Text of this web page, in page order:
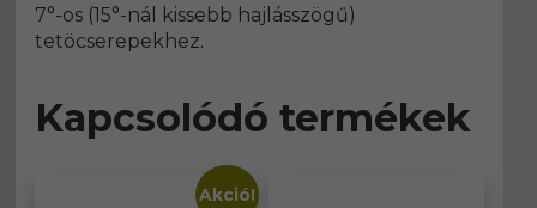
7°-os (15°-nál kissebb hajlásszögű)
tetöcserepekhez.
Kapcsolódó termékek
Akció!